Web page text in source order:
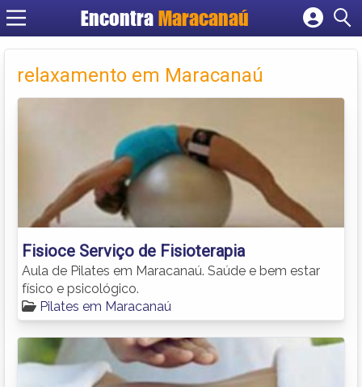
Encontra Maracanaú
Cadastrar empresa
Criar conta
relaxamento em Maracanaú
Fisioce Serviço de Fisioterapia
Aula de Pilates em Maracanaú. Saúde e bem estar
físico e psicológico.
Pilates em Maracanaú